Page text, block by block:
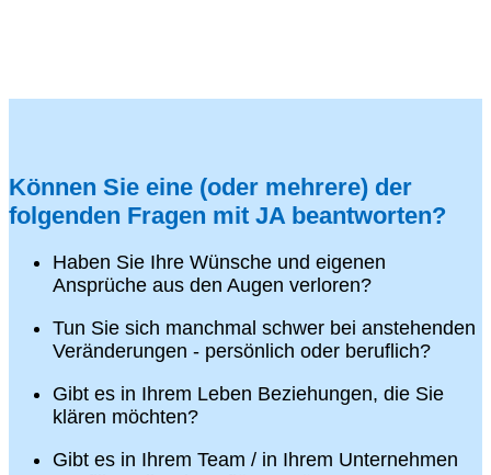
Können Sie eine (oder mehrere) der
folgenden Fragen mit JA beantworten?
Haben Sie Ihre Wünsche und eigenen
Ansprüche aus den Augen verloren?
Tun Sie sich manchmal schwer bei anstehenden
Veränderungen - persönlich oder beruflich?
Gibt es in Ihrem Leben Beziehungen, die Sie
klären möchten?
Gibt es in Ihrem Team / in Ihrem Unternehmen